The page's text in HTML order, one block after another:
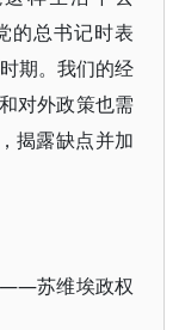
的总书记时表
期。我们的经
对外政策也需
揭露缺点并加
——苏维埃政权